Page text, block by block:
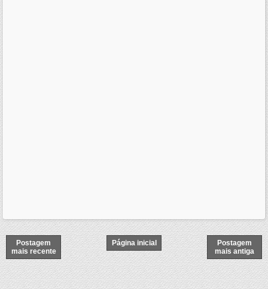
Postagem
mais recente
Postagem
mais antiga
Página inicial